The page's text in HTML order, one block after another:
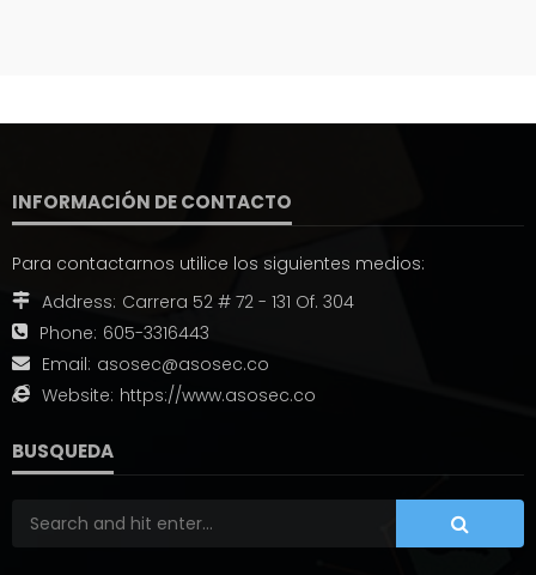
INFORMACIÓN DE CONTACTO
Para contactarnos utilice los siguientes medios:
Address: Carrera 52 # 72 - 131 Of. 304
Phone: 605-3316443
Email: asosec@asosec.co
Website: https://www.asosec.co
BUSQUEDA